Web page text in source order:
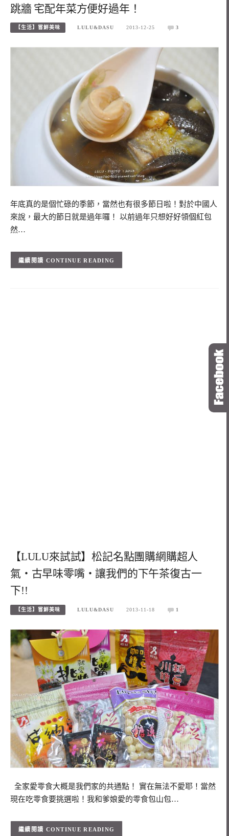
跳牆 宅配年菜方便好過年！
【生活】嘗鮮美味 LULU&DASU 2013-12-25 3
年底真的是個忙碌的季節，當然也有很多節日啦！對於中國人
來說，最大的節日就是過年囉！ 以前過年只想好好領個紅包
然…
CONTINUE READING
【LULU來試試】松記名點團購網購超人
氣‧古早味零嘴‧讓我們的下午茶復古一
下!!
【生活】嘗鮮美味 LULU&DASU 2013-11-18 1
全家愛零食大概是我們家的共通點！ 實在無法不愛耶！當然
現在吃零食要挑選啦！我和爹娘愛的零食包山包…
CONTINUE READING